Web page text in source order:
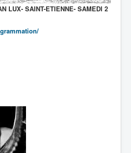
LUX- SAINT-ETIENNE- SAMEDI 2